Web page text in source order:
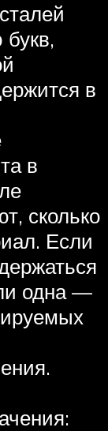
в
в
сколько
Если
одна —